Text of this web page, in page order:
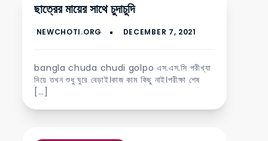
ছাত্রের মায়ের সাথে চুদাচুদি
bangla chuda chudi golpo এস.এস.সি পরীখ্যা
দিয়ে তখন শুধু ঘুরে বেড়াই।কাজ কাম কিছু নাই।পরীক্ষা শেষ
[…]